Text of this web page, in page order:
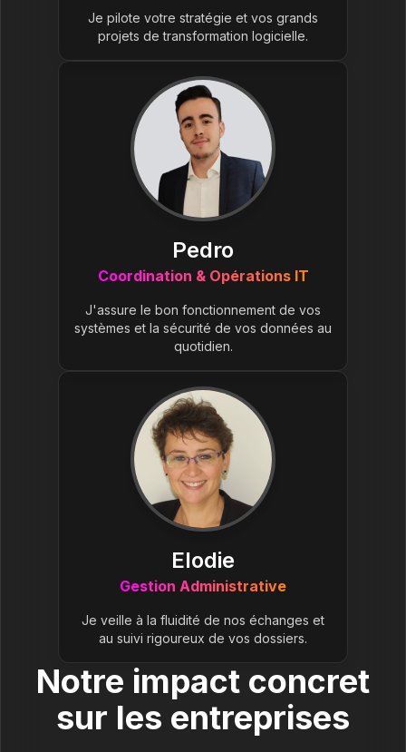
Je pilote votre stratégie et vos grands
projets de transformation logicielle.
Pedro
Coordination & Opérations IT
J'assure le bon fonctionnement de vos
systèmes et la sécurité de vos données au
quotidien.
Elodie
Gestion Administrative
Je veille à la fluidité de nos échanges et
au suivi rigoureux de vos dossiers.
Notre impact concret
sur les entreprises